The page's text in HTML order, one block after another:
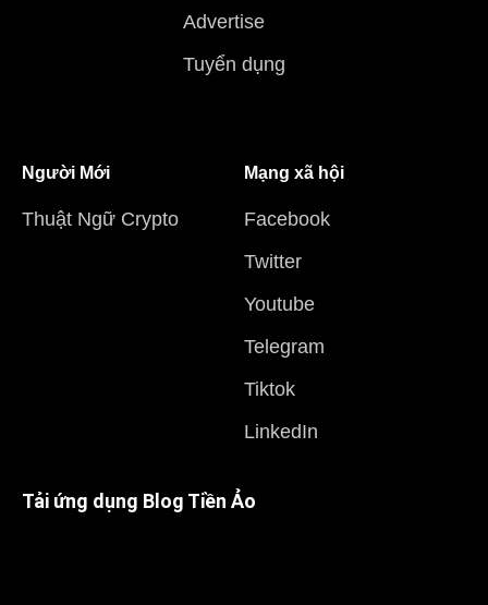
Advertise
Tuyển dụng
Người Mới
Thuật Ngữ Crypto
Mạng xã hội
Facebook
Twitter
Youtube
Telegram
Tiktok
LinkedIn
Tải ứng dụng Blog Tiền Ảo